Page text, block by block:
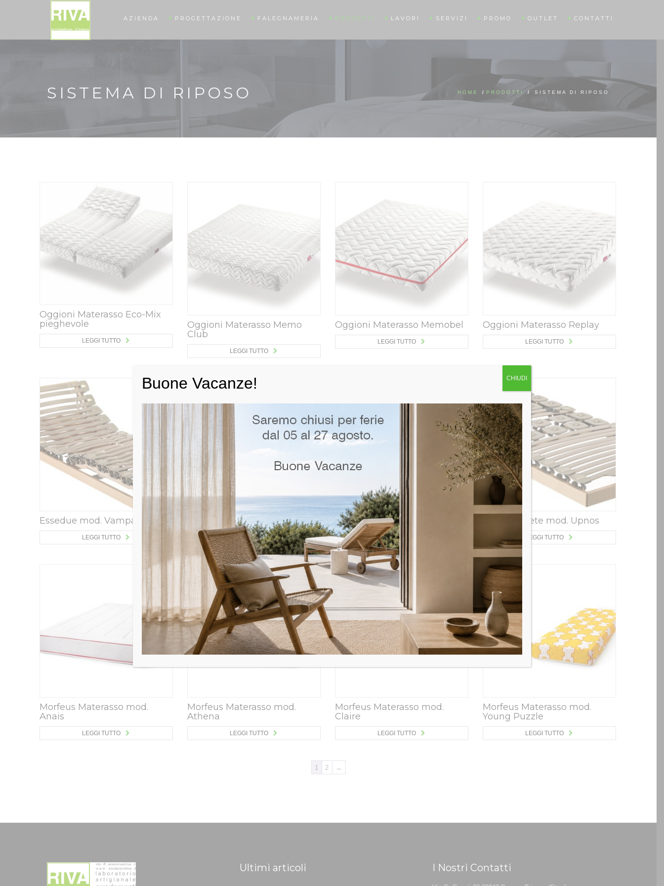
AZIENDA PROGETTAZIONE FALEGNAMERIA PRODOTTI LAVORI SERVIZI PROMO OUTLET CONTATTI
SISTEMA DI RIPOSO HOME / PRODOTTI / SISTEMA DI RIPOSO
Oggioni Materasso Eco-Mix
pieghevole
LEGGI TUTTO
Oggioni Materasso Memo
Club
LEGGI TUTTO
Oggioni Materasso Memobel
LEGGI TUTTO
Oggioni Materasso Replay
LEGGI TUTTO
Essedue mod. Vampa
LEGGI TUTTO
Essedue Rete mod. Fulgore
LEGGI TUTTO
Essedue Rete mod. Omega
LEGGI TUTTO
Essedue Rete mod. Upnos
LEGGI TUTTO
Morfeus Materasso mod.
Anais
LEGGI TUTTO
Morfeus Materasso mod.
Athena
LEGGI TUTTO
Morfeus Materasso mod.
Claire
LEGGI TUTTO
Morfeus Materasso mod.
Young Puzzle
LEGGI TUTTO
1 2 →
Ultimi articoli I Nostri Contatti
Buone Vacanze! CHIUDI